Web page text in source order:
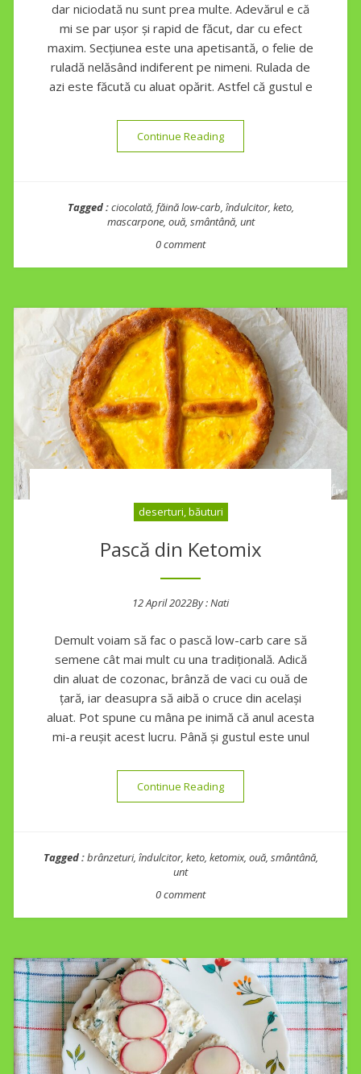
dar niciodată nu sunt prea multe. Adevărul e că
mi se par ușor și rapid de făcut, dar cu efect
maxim. Secțiunea este una apetisantă, o felie de
ruladă nelăsând indiferent pe nimeni. Rulada de
azi este făcută cu aluat opărit. Astfel că gustul e
Continue Reading“Ruladă ecler cu cremă de
Tagged :ciocolată, făină low-carb îndulcitor, keto,
mascarpone, ouă, smântână, unt
0 comment
deserturi, băuturi
Pască din Ketomix
12 April 2022By :Nati
Demult voiam să fac o pască low-carb care să
semene cât mai mult cu una tradițională. Adică
din aluat de cozonac, brânză de vaci cu ouă de
țară, iar deasupra să aibă o cruce din același
aluat. Pot spune cu mâna pe inimă că anul acesta
mi-a reușit acest lucru. Până și gustul este unul
Continue Reading“Pască din Ketomix”
Tagged :brânzeturi, îndulcitor, keto, ketomix, ouă, smântână,
unt
0 comment